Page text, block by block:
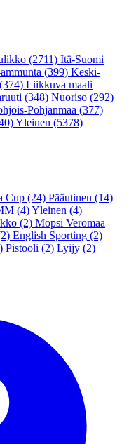
(2711) Itä-Suomi
(399) Keski-
(374) Liikkuva maali
(348) Nuoriso (292)
Pohjanmaa (377)
Yleinen (5378)
Cup (24) Pääutinen (14)
(4)Yleinen (4)
(2) Mopsi Veromaa
English Sporting (2)
Pistooli (2) Lyijy (2)